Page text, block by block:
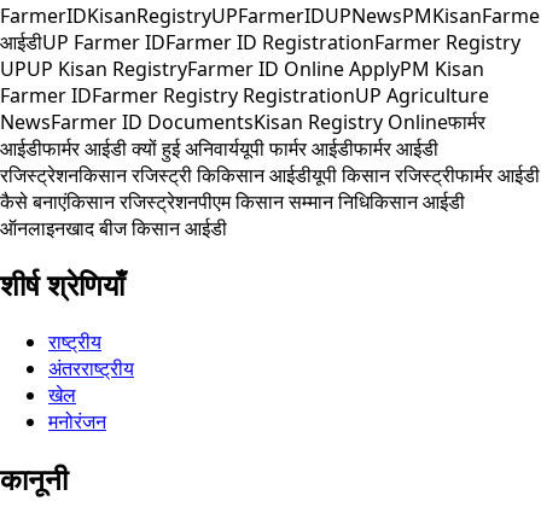
FarmerIDKisanRegistryUPFarmerIDUPNewsPMKisan
आईडीUP Farmer IDFarmer ID RegistrationFarmer Registry
UPUP Kisan RegistryFarmer ID Online ApplyPM Kisan
Farmer IDFarmer Registry RegistrationUP Agriculture
NewsFarmer ID DocumentsKisan Registry Onlineफार्मर
आईडीफार्मर आईडी क्यों हुई अनिवार्ययूपी फार्मर आईडीफार्मर आईडी
रजिस्ट्रेशनकिसान रजिस्ट्री किकिसान आईडीयूपी किसान रजिस्ट्रीफार्मर आईडी
कैसे बनाएंकिसान रजिस्ट्रेशनपीएम किसान सम्मान निधिकिसान आईडी
ऑनलाइनखाद बीज किसान आईडी
शीर्ष श्रेणियाँ
राष्ट्रीय
अंतरराष्ट्रीय
खेल
मनोरंजन
कानूनी